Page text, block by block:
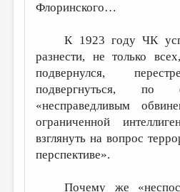
Флоринского…
К 1923 году ЧК
разнести, не только
подвернулся,
подвергнуться, по
«несправедливым
ограниченной
взглянуть на вопрос
перспективе».
Почему же